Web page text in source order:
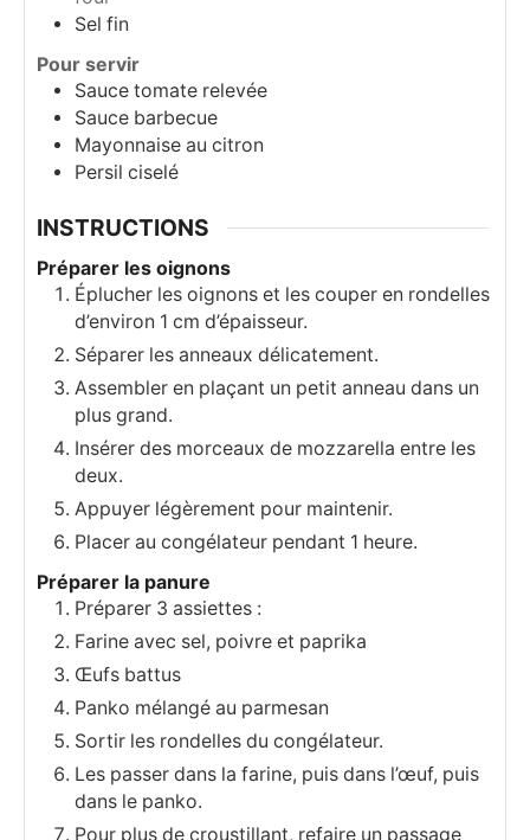
Sel fin
Pour servir
Sauce tomate relevée
Sauce barbecue
Mayonnaise au citron
Persil ciselé
INSTRUCTIONS
Préparer les oignons
Éplucher les oignons et les couper en rondelles
d’environ 1 cm d’épaisseur.
Séparer les anneaux délicatement.
Assembler en plaçant un petit anneau dans un
plus grand.
Insérer des morceaux de mozzarella entre les
deux.
Appuyer légèrement pour maintenir.
Placer au congélateur pendant 1 heure.
Préparer la panure
Préparer 3 assiettes :
Farine avec sel, poivre et paprika
Œufs battus
Panko mélangé au parmesan
Sortir les rondelles du congélateur.
Les passer dans la farine, puis dans l’œuf, puis
dans le panko.
Pour plus de croustillant, refaire un passage